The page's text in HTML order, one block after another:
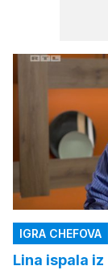
IGRA CHEFOVA
Lina ispala